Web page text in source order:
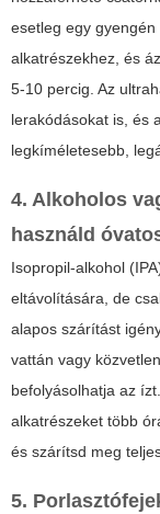
esetleg egy
alkatrészekhez, és
5-10 percig. Az
lerakódásokat is, és
legkíméletesebb,
4. Alkoholos
használd
Isopropil-alkohol
eltávolítására, de
alapos szárítást
vattán vagy
befolyásolhatja az
alkatrészeket több
és szárítsd meg
5.